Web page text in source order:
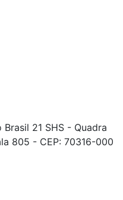
21 SHS - Quadra
805 - CEP: 70316-000